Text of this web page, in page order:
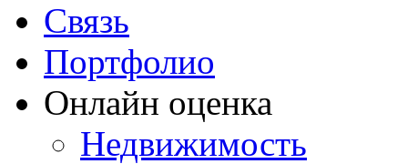
Связь
Портфолио
Онлайн оценка
Недвижимость